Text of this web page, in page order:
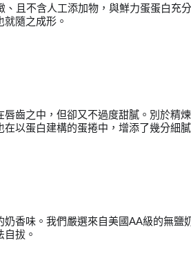
、且不含人工添加物，與鮮力蛋蛋白充
隨之成形。
齒之中，但卻又不過度甜膩。別於精
以蛋白建構的蛋捲中，增添了幾分細膩
香味。我們嚴選來自美國AA級的無
拔。